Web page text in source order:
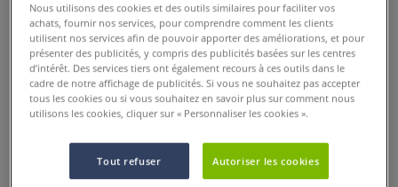
Oeuf démontable en polystyrène
expansé
0 Commentaires
Nous utilisons des cookies et des outils similaires pour faciliter vos
achats, fournir nos services, pour comprendre comment les clients
utilisent nos services afin de pouvoir apporter des améliorations, et pour
présenter des publicités, y compris des publicités basées sur les centres
d’intérêt. Des services tiers ont également recours à ces outils dans le
cadre de notre affichage de publicités. Si vous ne souhaitez pas accepter
tous les cookies ou si vous souhaitez en savoir plus sur comment nous
utilisons les cookies, cliquer sur « Personnaliser les cookies ».
Tout refuser Autoriser les cookies